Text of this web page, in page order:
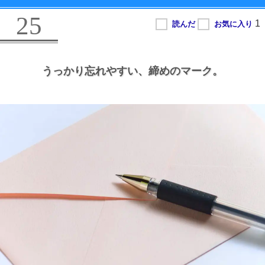
25
うっかり忘れやすい、 締めのマーク。